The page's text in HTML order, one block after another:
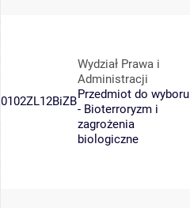
0102ZL12BiZB
Wydział Prawa i
Administracji
Przedmiot do wyboru
- Bioterroryzm i
zagrożenia
biologiczne